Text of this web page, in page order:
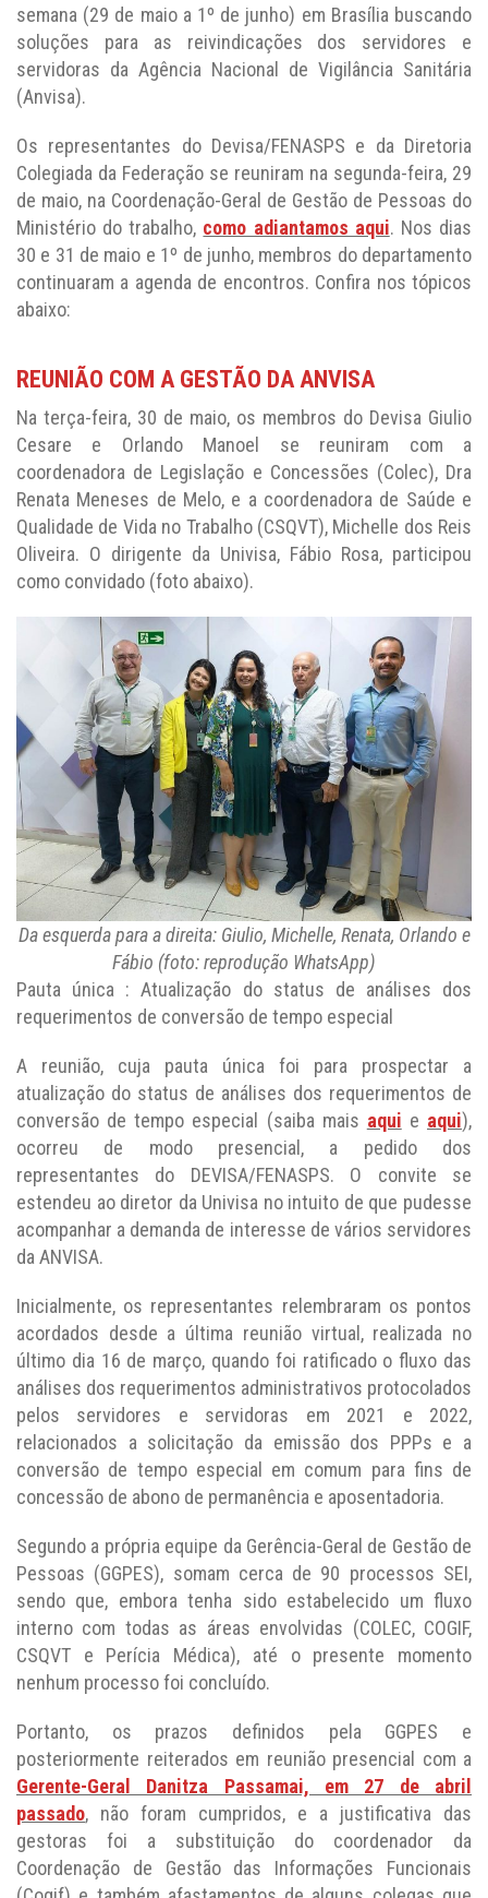
semana (29 de maio a 1º de junho) em Brasília buscando
soluções para as reivindicações dos servidores e
servidoras da Agência Nacional de Vigilância Sanitária
(Anvisa).
Os representantes do Devisa/FENASPS e da Diretoria
Colegiada da Federação se reuniram na segunda-feira, 29
de maio, na Coordenação-Geral de Gestão de Pessoas do
Ministério do trabalho, como adiantamos aqui. Nos dias
30 e 31 de maio e 1º de junho, membros do departamento
continuaram a agenda de encontros. Confira nos tópicos
abaixo:
REUNIÃO COM A GESTÃO DA ANVISA
Na terça-feira, 30 de maio, os membros do Devisa Giulio
Cesare e Orlando Manoel se reuniram com a
coordenadora de Legislação e Concessões (Colec), Dra
Renata Meneses de Melo, e a coordenadora de Saúde e
Qualidade de Vida no Trabalho (CSQVT), Michelle dos Reis
Oliveira. O dirigente da Univisa, Fábio Rosa, participou
como convidado (foto abaixo).
Da esquerda para a direita: Giulio, Michelle, Renata, Orlando e
Fábio (foto: reprodução WhatsApp)
Pauta única : Atualização do status de análises dos
requerimentos de conversão de tempo especial
A reunião, cuja pauta única foi para prospectar a
atualização do status de análises dos requerimentos de
conversão de tempo especial (saiba mais aqui e aqui),
ocorreu de modo presencial, a pedido dos
representantes do DEVISA/FENASPS. O convite se
estendeu ao diretor da Univisa no intuito de que pudesse
acompanhar a demanda de interesse de vários servidores
da ANVISA.
Inicialmente, os representantes relembraram os pontos
acordados desde a última reunião virtual, realizada no
último dia 16 de março, quando foi ratificado o fluxo das
análises dos requerimentos administrativos protocolados
pelos servidores e servidoras em 2021 e 2022,
relacionados a solicitação da emissão dos PPPs e a
conversão de tempo especial em comum para fins de
concessão de abono de permanência e aposentadoria.
Segundo a própria equipe da Gerência-Geral de Gestão de
Pessoas (GGPES), somam cerca de 90 processos SEI,
sendo que, embora tenha sido estabelecido um fluxo
interno com todas as áreas envolvidas (COLEC, COGIF,
CSQVT e Perícia Médica), até o presente momento
nenhum processo foi concluído.
Portanto, os prazos definidos pela GGPES e
posteriormente reiterados em reunião presencial com a
Gerente-Geral Danitza Passamai, em 27 de abril
passado, não foram cumpridos, e a justificativa das
gestoras foi a substituição do coordenador da
Coordenação de Gestão das Informações Funcionais